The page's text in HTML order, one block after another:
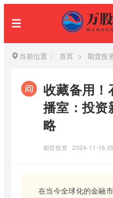
当前位置： 首页 > 期货投
收藏备用！
播室：投资
略
期货投资 2024-11-16
在当今全球化的金融